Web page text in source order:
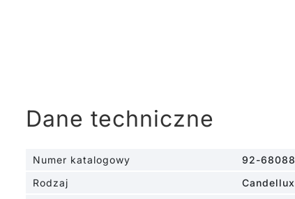
Dane techniczne
Numer katalogowy 92-68088
Rodzaj
Candellux